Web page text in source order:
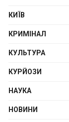
КИЇВ
КРИМІНАЛ
КУЛЬТУРА
КУРЙОЗИ
НАУКА
НОВИНИ